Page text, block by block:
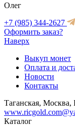
Олег
+7 (985) 344-2627
Оформить заказ?
Наверх
Выкуп монет
Оплата и
Новости
Контакты
Таганская,
Каталог